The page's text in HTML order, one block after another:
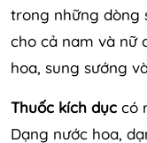
trong những dòng
cho cả nam và nữ
hoa, sung sướng
Thuốc kích dục có
Dạng nước hoa,